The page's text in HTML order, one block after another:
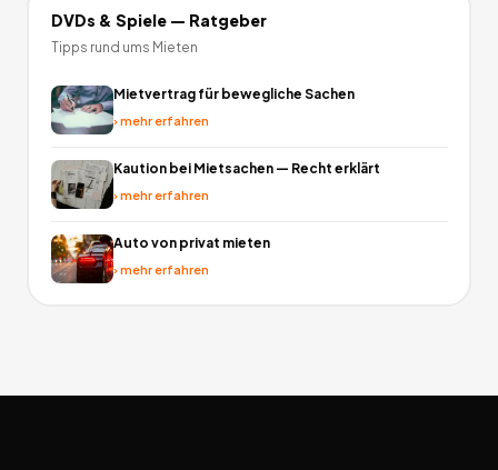
DVDs & Spiele— Ratgeber
Tipps rund ums Mieten
Mietvertrag für bewegliche Sachen
›mehr erfahren
Kaution bei Mietsachen — Recht erklärt
›mehr erfahren
Auto von privat mieten
›mehr erfahren